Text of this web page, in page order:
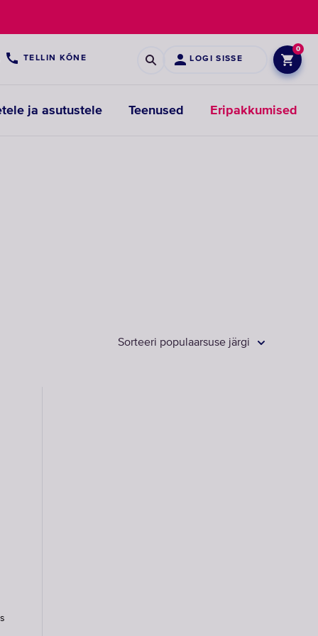
TELLIN KÕNE LOGI SISSE
0
ja asutustele Teenused Eripakkumised
Sorteeri populaarsuse järgi